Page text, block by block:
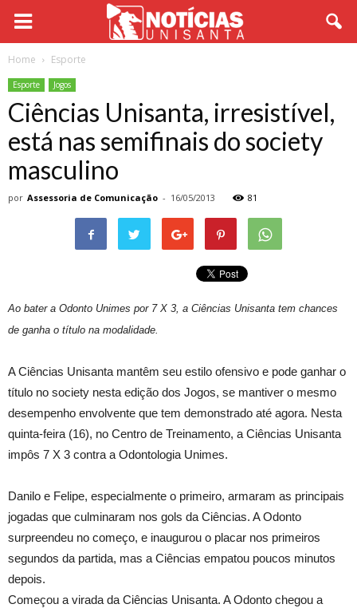
Home Esporte
Esporte Jogos
Ciências Unisanta, irresistível,
está nas semifinais do society
masculino
por Assessoria de Comunicação - 16/05/2013 81
Ao bater a Odonto Unimes por 7 X 3, a Ciências Unisanta tem chances
de ganha o título na modalidade.
A Ciências Unisanta mantêm seu estilo ofensivo e pode ganhar o
título no society nesta edição dos Jogos, se mantiver o mesmo
desempenho envolvente que tem demonstrado até agora. Nesta
quinta-feira (16), no Centro de Treinamento, a Ciências Unisanta
impôs 7 X 3 contra a Odontologia Unimes.
Danilo e Felipe, especialmente o primeiro, armaram as principais
jogadas que culminaram nos gols da Ciências. A Odonto
surpreendeu no começo, e inaugurou o placar nos primeiros
segundos da partida, mas a Ciências empatou poucos minutos
depois.
Começou a virada da Ciências Unisanta. A Odonto chegou a